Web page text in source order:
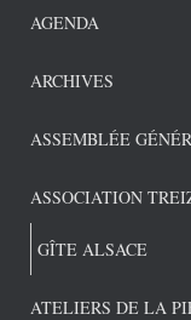
AGENDA
ARCHIVES
ASSEMBLÉE
ASSOCIATION
GÎTE ALSACE
ATELIERS DE LA